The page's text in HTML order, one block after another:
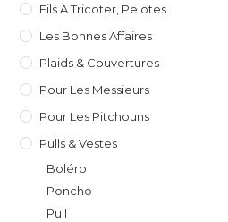
Fils À Tricoter, Pelotes
Les Bonnes Affaires
Plaids & Couvertures
Pour Les Messieurs
Pour Les Pitchouns
Pulls & Vestes
Boléro
Poncho
Pull